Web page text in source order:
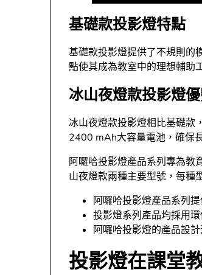
基礎款投影燈特點
基礎款投影燈提供了不規則的
點使其成為教室中的理想輔助
冰山夜燈款投影燈
冰山夜燈款投影燈相比基礎款
2400 mAh大容量電池，確保
阿囉哈投影燈產品系列專為教
山夜燈款兩種主要型號，每種
阿囉哈投影燈產品系列
投影燈系列產品均採用
阿囉哈投影燈的產品設
投影燈在課堂